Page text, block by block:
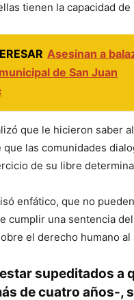
tienen la capacidad de
Asesinan a
de San Juan
que le hicieron saber
las comunidades
de su libre
enfático, que no
cumplir una sentencia
el derecho humano al
supeditados a
de cuatro años-,